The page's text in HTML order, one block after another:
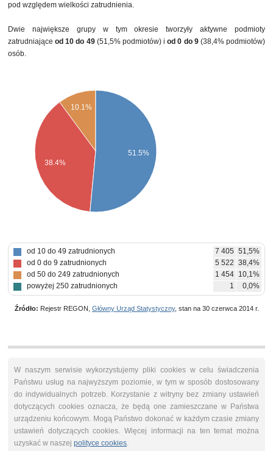
pod względem wielkości zatrudnienia.
Dwie największe grupy w tym okresie tworzyły aktywne podmioty
zatrudniająceod 10 do 49 (51,5% podmiotów) iod 0 do 9 (38,4% podmiotów)
osób.
10.1%
38.4%
51.5%
od 10 do 49 zatrudnionych 7 405 51,5%
od 0 do 9 zatrudnionych
5 522 38,4%
od 50 do 249 zatrudnionych
1 454 10,1%
powyżej 250 zatrudnionych
1 0,0%
Źródło: Rejestr REGON, Główny Urząd Statystyczny, stan na 30 czerwca 2014 r.
W naszym serwisie wykorzystujemy pliki cookies w celu świadczenia
Państwu usług na najwyższym poziomie, w tym w sposób dostosowany
do indywidualnych potrzeb. Korzystanie z witryny bez zmiany ustawień
dotyczących cookies oznacza, że będą one zamieszczane w Państwa
urządzeniu końcowym. Mogą Państwo dokonać w każdym czasie zmiany
ustawień dotyczących cookies. Więcej informacji na ten temat można
uzyskać w naszej polityce cookies.